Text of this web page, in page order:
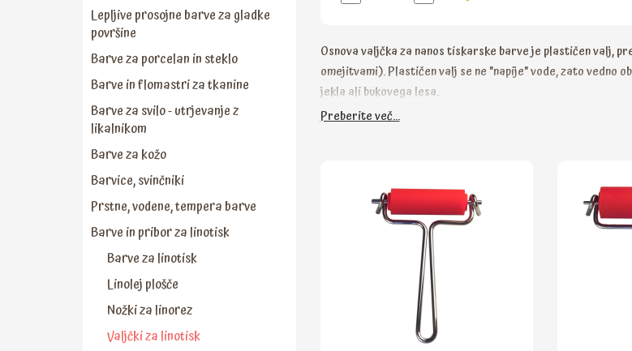
Lepljive prosojne barve za gladke
površine
Barve za porcelan in steklo
Barve in flomastri za tkanine
Barve za svilo - utrjevanje z
likalnikom
Barve za kožo
Barvice, svinčniki
Prstne, vodene, tempera barve
Barve in pribor za linotisk
Barve za linotisk
Linolej plošče
Nožki za linorez
Valjčki za linotisk
Osnova valjčka za nanos tiskarske barve je plastičen valj,
omejitvami). Plastičen valj se ne "napije" vode, zato vedno
jekla ali bukovega lesa.
Preberite več...